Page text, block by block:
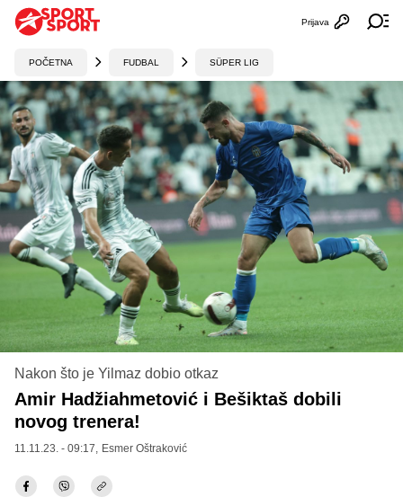
Otvori
Prijava
POČETNA FUDBAL SÜPER LIG
Nakon što je Yilmaz dobio otkaz
Amir Hadžiahmetović i Bešiktaš dobili
novog trenera!
11.11.23. - 09:17, Esmer Oštraković